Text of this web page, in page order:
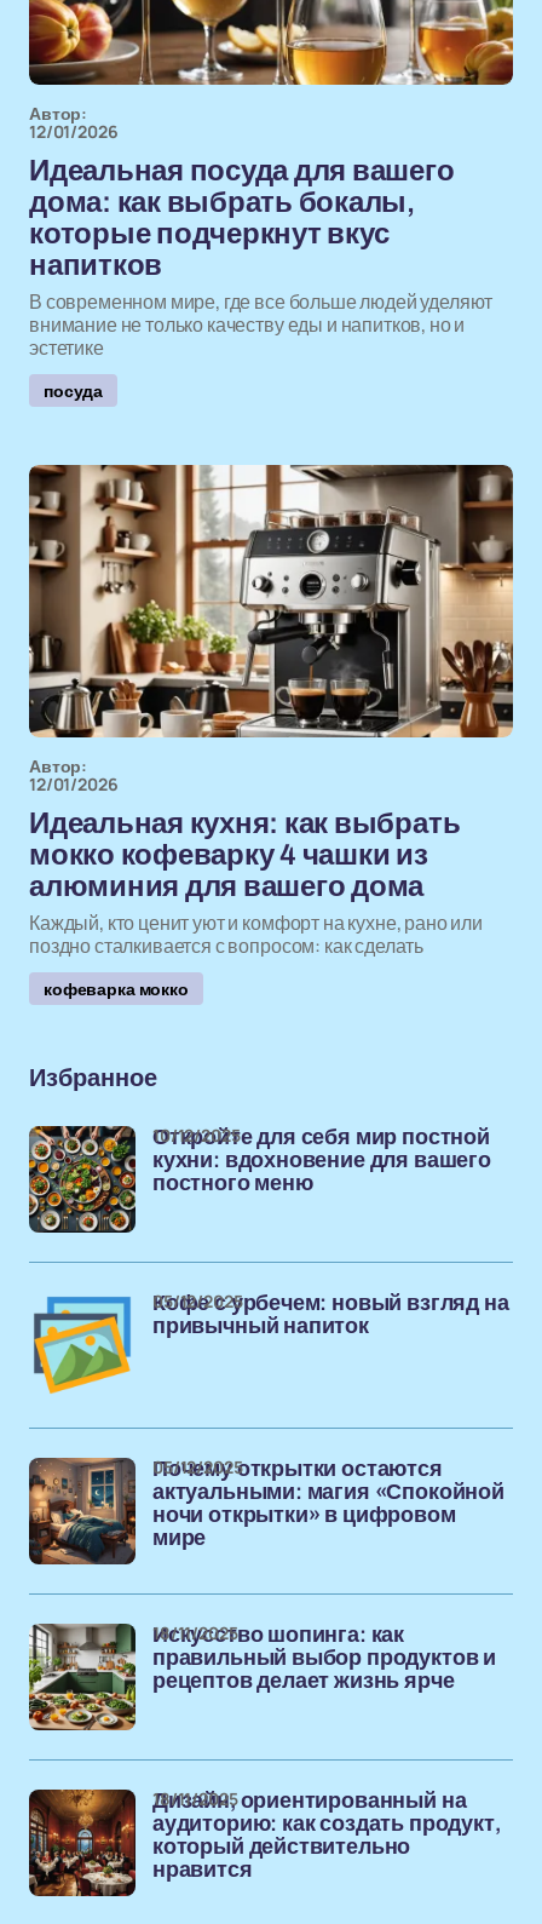
Автор:
12/01/2026
Идеальная посуда для вашего
дома: как выбрать бокалы,
которые подчеркнут вкус
напитков
В современном мире, где все больше людей уделяют
внимание не только качеству еды и напитков, но и
эстетике
посуда
Автор:
12/01/2026
Идеальная кухня: как выбрать
мокко кофеварку 4 чашки из
алюминия для вашего дома
Каждый, кто ценит уют и комфорт на кухне, рано или
поздно сталкивается с вопросом: как сделать
кофеварка мокко
Избранное
Откройте для себя мир постной
кухни: вдохновение для вашего
постного меню
10/12/2025
Кофе с урбечем: новый взгляд на
привычный напиток
05/12/2025
Почему открытки остаются
актуальными: магия «Спокойной
ночи открытки» в цифровом
мире
05/12/2025
Искусство шопинга: как
правильный выбор продуктов и
рецептов делает жизнь ярче
18/11/2025
Дизайн, ориентированный на
аудиторию: как создать продукт,
который действительно
нравится
18/11/2025